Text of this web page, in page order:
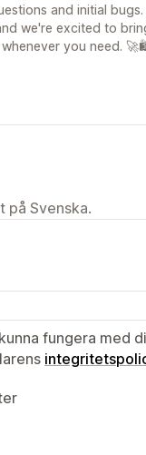
and initial bugs.
we're excited to
you need.
på Svenska.
fungera med